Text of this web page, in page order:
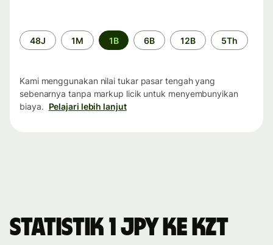
Periode
waktu
48J 1M 1B 6B 12B 5Th
Kami menggunakan nilai tukar pasar tengah yang
sebenarnya tanpa markup licik untuk menyembunyikan
biaya. Pelajari lebih lanjut
Statistik 1 JPY ke KZT